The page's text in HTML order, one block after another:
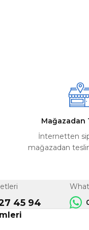
Mağazadan
İnternetten
mağazadan
45 94